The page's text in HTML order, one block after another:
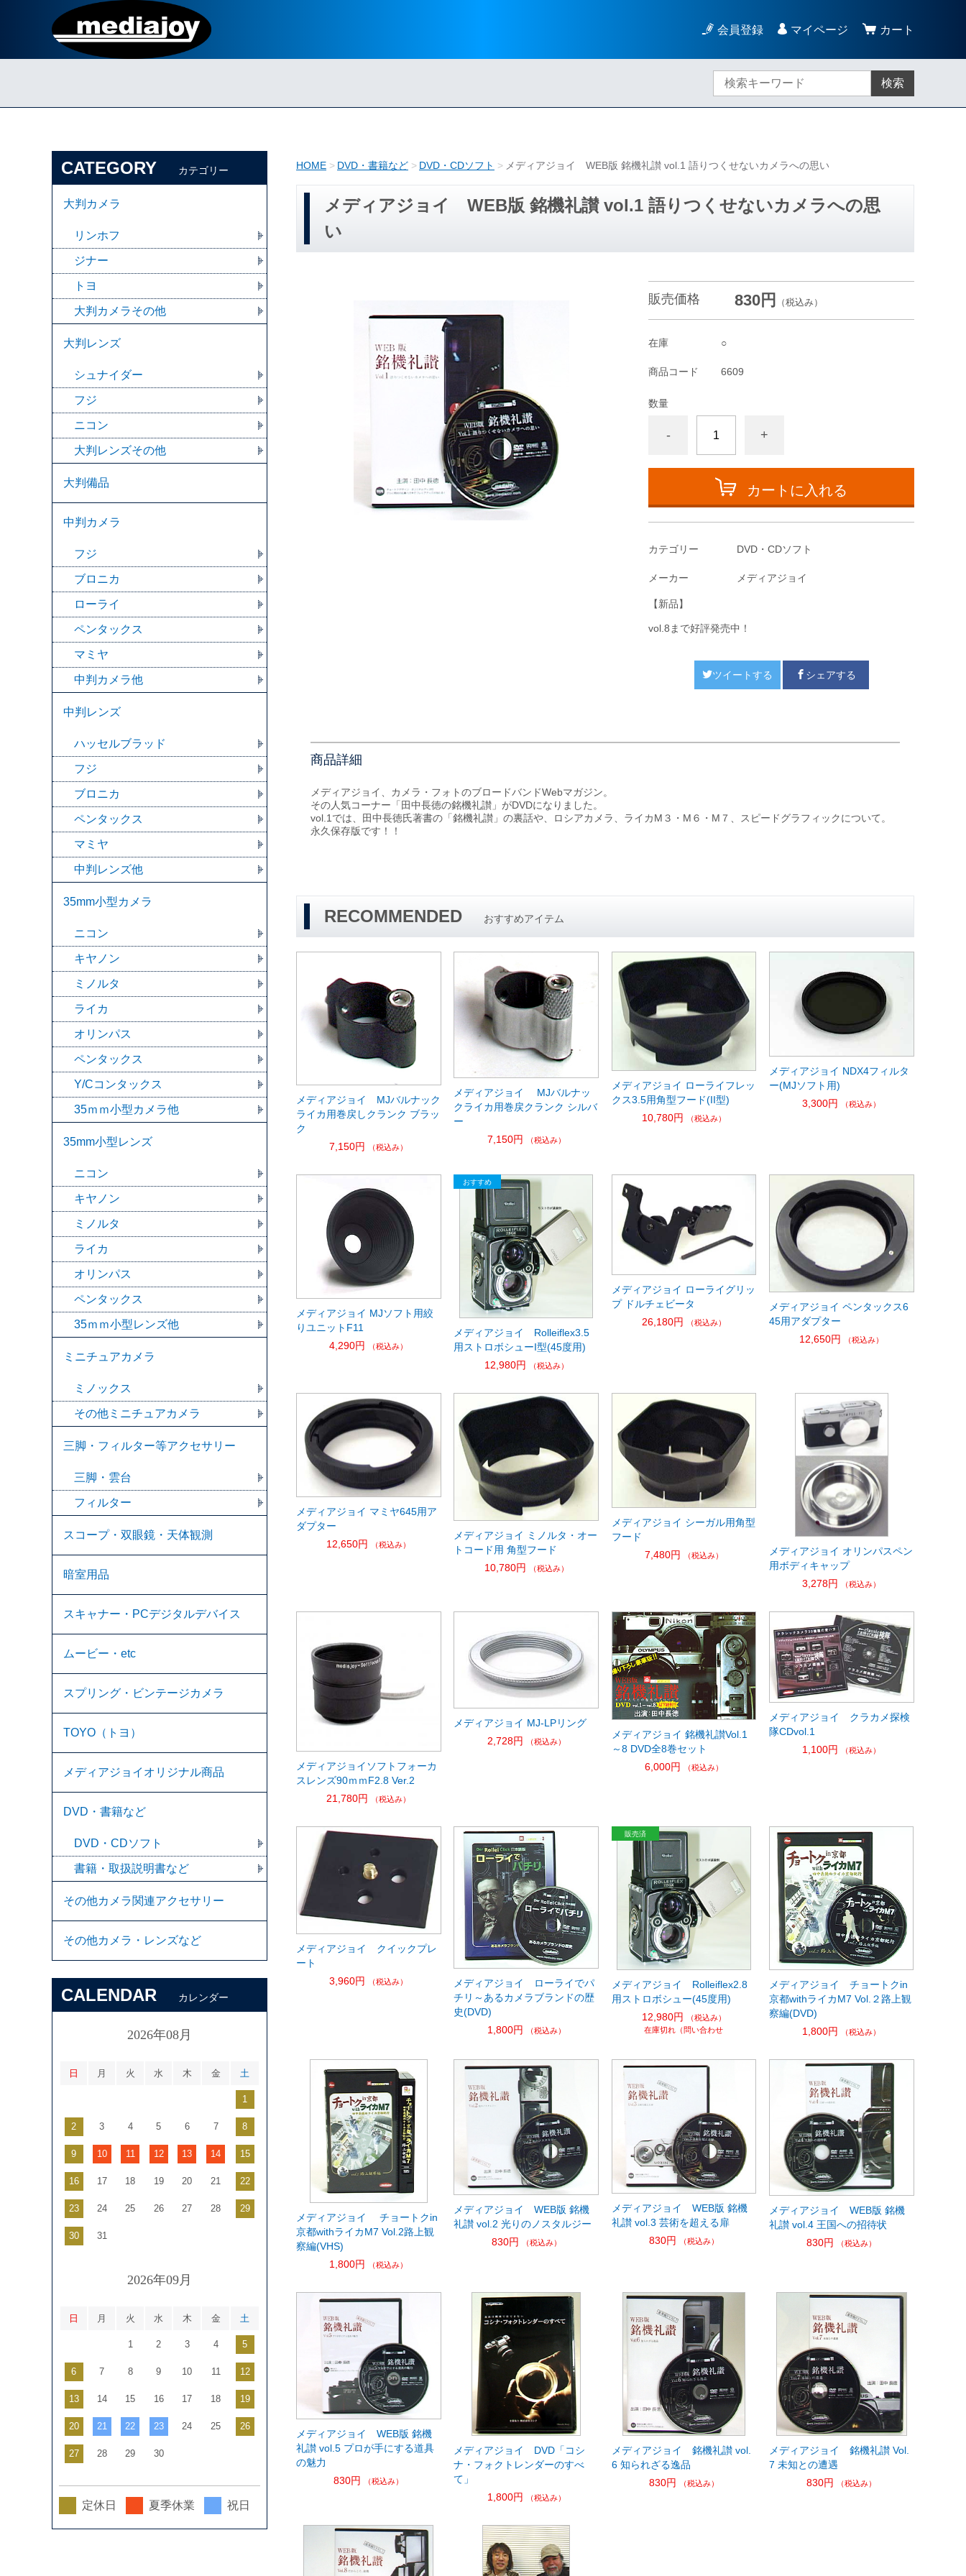
会員登録 マイページ カート
検索
HOME DVD・書籍など DVD・CDソフト メディアジョイ WEB版 銘機礼讃 vol.1 語りつくせないカメラへの思い
メディアジョイ WEB版 銘機礼讃 vol.1 語りつくせないカメラへの思
い
販売価格 830円 （税込み）
在庫 ○
商品コード 6609
数量
- +
カートに入れる
カテゴリー DVD・CDソフト
メーカー メディアジョイ
【新品】
vol.8まで好評発売中！
ツイートする シェアする
商品詳細
メディアジョイ、カメラ・フォトのブロードバンドWebマガジン。
その人気コーナー「田中長徳の銘機礼讃」がDVDになりました。
vol.1では、田中長徳氏著書の「銘機礼讃」の裏話や、ロシアカメラ、ライカM３・M６・M７、スピードグラフィックについて。
永久保存版です！！
RECOMMENDED おすすめアイテム
メディアジョイ MJバルナック
ライカ用巻戻しクランク ブラッ
ク
7,150円
（税込み）
メディアジョイ MJバルナッ
クライカ用巻戻クランク シルバ
ー
7,150円
（税込み）
メディアジョイ ローライフレッ
クス3.5用角型フード(II型)
10,780円
（税込み）
メディアジョイ NDX4フィルタ
ー(MJソフト用)
3,300円
（税込み）
メディアジョイ MJソフト用絞
りユニットF11
4,290円
（税込み）
メディアジョイ Rolleiflex3.5
用ストロボシューI型(45度用)
12,980円
（税込み）
メディアジョイ ローライグリッ
プ ドルチェビータ
26,180円
（税込み）
メディアジョイ ペンタックス6
45用アダプター
12,650円
（税込み）
メディアジョイ マミヤ645用ア
ダプター
12,650円
（税込み）
メディアジョイ ミノルタ・オー
トコード用 角型フード
10,780円
（税込み）
メディアジョイ シーガル用角型
フード
7,480円
（税込み）
メディアジョイ オリンパスペン
用ボディキャップ
3,278円
（税込み）
メディアジョイソフトフォーカ
スレンズ90ｍｍF2.8 Ver.2
21,780円
（税込み）
メディアジョイ MJ-LPリング
2,728円
（税込み）
メディアジョイ 銘機礼讃Vol.1
～8 DVD全8巻セット
6,000円
（税込み）
メディアジョイ クラカメ探検
隊CDvol.1
1,100円
（税込み）
メディアジョイ クイックプレ
ート
3,960円
（税込み）
メディアジョイ ローライでパ
チリ～あるカメラブランドの歴
史(DVD)
1,800円
（税込み）
メディアジョイ Rolleiflex2.8
用ストロボシュー(45度用)
12,980円
（税込み）
在庫切れ（問い合わせ
メディアジョイ チョートクin
京都withライカM7 Vol.２路上観
察編(DVD)
1,800円
（税込み）
メディアジョイ チョートクin
京都withライカM7 Vol.2路上観
察編(VHS)
1,800円
（税込み）
メディアジョイ WEB版 銘機
礼讃 vol.2 光りのノスタルジー
830円
（税込み）
メディアジョイ WEB版 銘機
礼讃 vol.3 芸術を超える扉
830円
（税込み）
メディアジョイ WEB版 銘機
礼讃 vol.4 王国への招待状
830円
（税込み）
メディアジョイ WEB版 銘機
礼讃 vol.5 プロが手にする道具
の魅力
830円
（税込み）
メディアジョイ DVD「コシ
ナ・フォクトレンダーのすべ
て」
1,800円
（税込み）
メディアジョイ 銘機礼讃 vol.
6 知られざる逸品
830円
（税込み）
メディアジョイ 銘機礼讃 Vol.
7 未知との遭遇
830円
（税込み）
CATEGORY カテゴリー
大判カメラ
リンホフ
ジナー
トヨ
大判カメラその他
大判レンズ
シュナイダー
フジ
ニコン
大判レンズその他
大判備品
中判カメラ
フジ
ブロニカ
ローライ
ペンタックス
マミヤ
中判カメラ他
中判レンズ
ハッセルブラッド
フジ
ブロニカ
ペンタックス
マミヤ
中判レンズ他
35mm小型カメラ
ニコン
キヤノン
ミノルタ
ライカ
オリンパス
ペンタックス
Y/Cコンタックス
35ｍｍ小型カメラ他
35mm小型レンズ
ニコン
キヤノン
ミノルタ
ライカ
オリンパス
ペンタックス
35ｍｍ小型レンズ他
ミニチュアカメラ
ミノックス
その他ミニチュアカメラ
三脚・フィルター等アクセサリー
三脚・雲台
フィルター
スコープ・双眼鏡・天体観測
暗室用品
スキャナー・PCデジタルデバイス
ムービー・etc
スプリング・ビンテージカメラ
TOYO（トヨ）
メディアジョイオリジナル商品
DVD・書籍など
DVD・CDソフト
書籍・取扱説明書など
その他カメラ関連アクセサリー
その他カメラ・レンズなど
CALENDAR カレンダー
2026年08月
日 月 火 水 木 金 土
1
2 3 4 5 6 7 8
9 10 11 12 13 14 15
16 17 18 19 20 21 22
23 24 25 26 27 28 29
30 31
2026年09月
日 月 火 水 木 金 土
1 2 3 4 5
6 7 8 9 10 11 12
13 14 15 16 17 18 19
20 21 22 23 24 25 26
27 28 29 30
定休日 夏季休業 祝日